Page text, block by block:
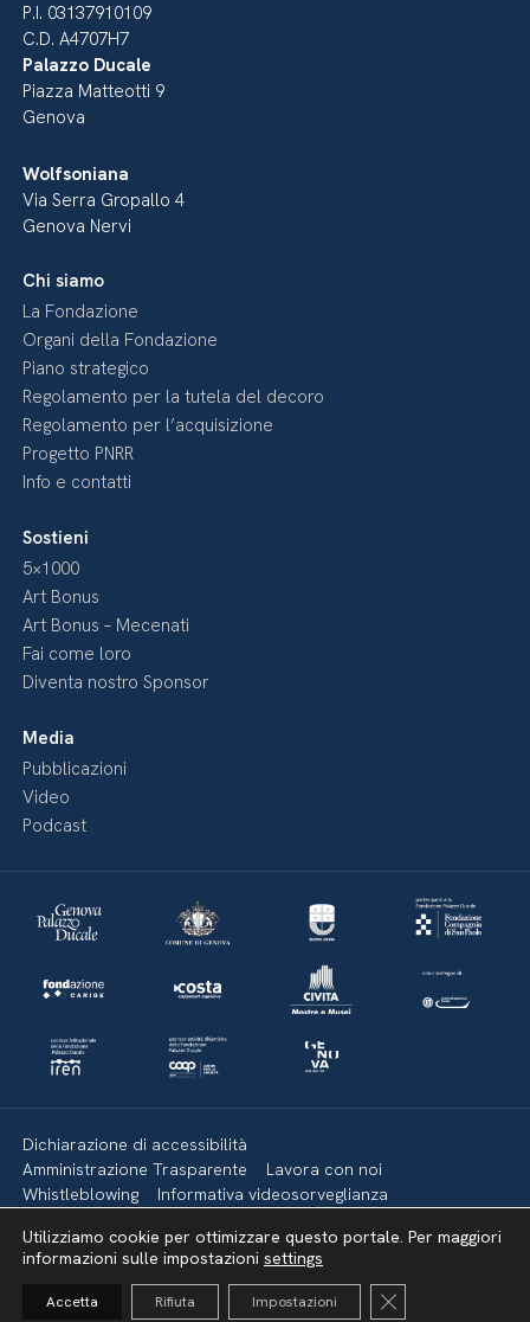
P.I. 03137910109
C.D. A4707H7
Palazzo Ducale
Piazza Matteotti 9
Genova
Wolfsoniana
Via Serra Gropallo 4
Genova Nervi
Chi siamo
La Fondazione
Organi della Fondazione
Piano strategico
Regolamento per la tutela del decoro
Regolamento per l’acquisizione
Progetto PNRR
Info e contatti
Sostieni
5×1000
Art Bonus
Art Bonus – Mecenati
Fai come loro
Diventa nostro Sponsor
Media
Pubblicazioni
Video
Podcast
Dichiarazione di accessibilità
Amministrazione Trasparente
Lavora con noi
Whistleblowing
Informativa videosorveglianza
Mappa del sito
Torna su
Utilizziamo cookie per ottimizzare questo portale. Per maggiori
informazioni sulle impostazioni settings
Accetta Rifiuta Impostazioni Close GDPR